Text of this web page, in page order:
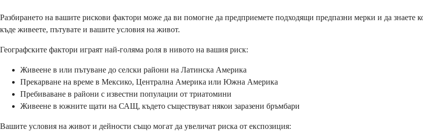
Разбирането на вашите рискови фактори може да ви помогне да предприемете подходящи предпазни мерки и да знаете
къде живеете, пътувате и вашите условия на живот.
Географските фактори играят най-голяма роля в нивото на вашия риск:
Живеене в или пътуване до селски райони на Латинска Америка
Прекарване на време в Мексико, Централна Америка или Южна Америка
Пребиваване в райони с известни популации от триатомини
Живеене в южните щати на САЩ, където съществуват някои заразени бръмбари
Вашите условия на живот и дейности също могат да увеличат риска от експозиция: